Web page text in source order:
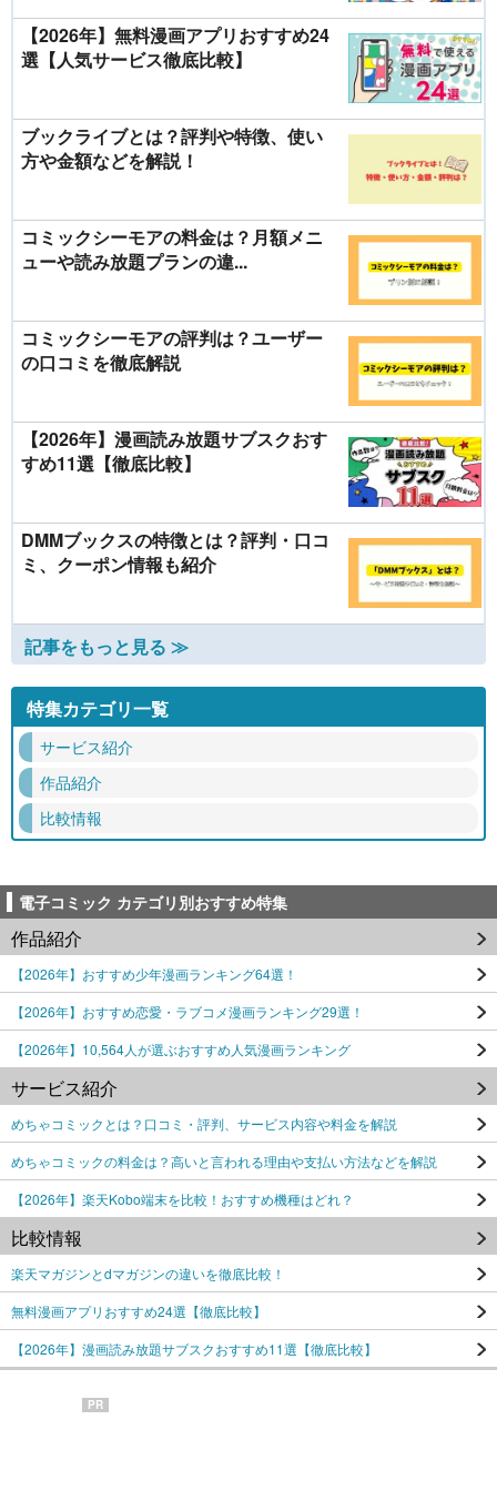
【2026年】無料漫画アプリおすすめ24
選【人気サービス徹底比較】
ブックライブとは？評判や特徴、使い
方や金額などを解説！
コミックシーモアの料金は？月額メニ
ューや読み放題プランの違...
コミックシーモアの評判は？ユーザー
の口コミを徹底解説
【2026年】漫画読み放題サブスクおす
すめ11選【徹底比較】
DMMブックスの特徴とは？評判・口コ
ミ、クーポン情報も紹介
記事をもっと見る ≫
特集カテゴリ一覧
サービス紹介
作品紹介
比較情報
電子コミック カテゴリ別おすすめ特集
作品紹介
【2026年】おすすめ少年漫画ランキング64選！
【2026年】おすすめ恋愛・ラブコメ漫画ランキング29選！
【2026年】10,564人が選ぶおすすめ人気漫画ランキング
サービス紹介
めちゃコミックとは？口コミ・評判、サービス内容や料金を解説
めちゃコミックの料金は？高いと言われる理由や支払い方法などを解説
【2026年】楽天Kobo端末を比較！おすすめ機種はどれ？
比較情報
楽天マガジンとdマガジンの違いを徹底比較！
無料漫画アプリおすすめ24選【徹底比較】
【2026年】漫画読み放題サブスクおすすめ11選【徹底比較】
PR